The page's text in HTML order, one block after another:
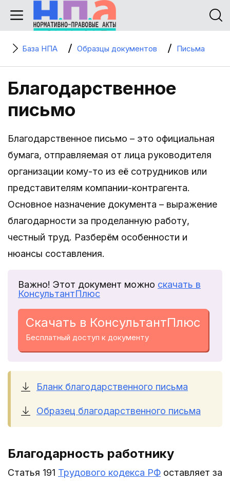
База НПА Образцы документов Письма
Благодарственное
письмо
Благодарственное письмо – это официальная
бумага, отправляемая от лица руководителя
организации кому-то из её сотрудников или
представителям компании-контрагента.
Основное назначение документа – выражение
благодарности за проделанную работу,
честный труд. Разберём особенности и
нюансы составления.
Важно! Этот документ можно скачать в
КонсультантПлюс
Скачать в КонсультантПлюс
Бесплатный доступ к документу
Бланк благодарственного письма
Образец благодарственного письма
Благодарность работнику
Статья 191 Трудового кодекса РФ оставляет за